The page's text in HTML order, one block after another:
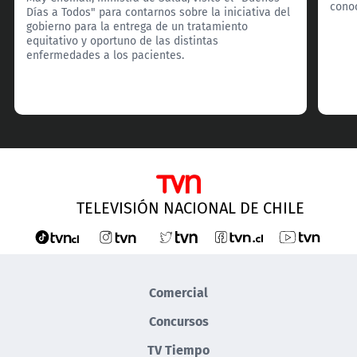
Días a Todos" para contarnos sobre la iniciativa del
gobierno para la entrega de un tratamiento
equitativo y oportuno de las distintas
enfermedades a los pacientes.
TELEVISIÓN NACIONAL DE CHILE
Comercial
Concursos
TV Tiempo